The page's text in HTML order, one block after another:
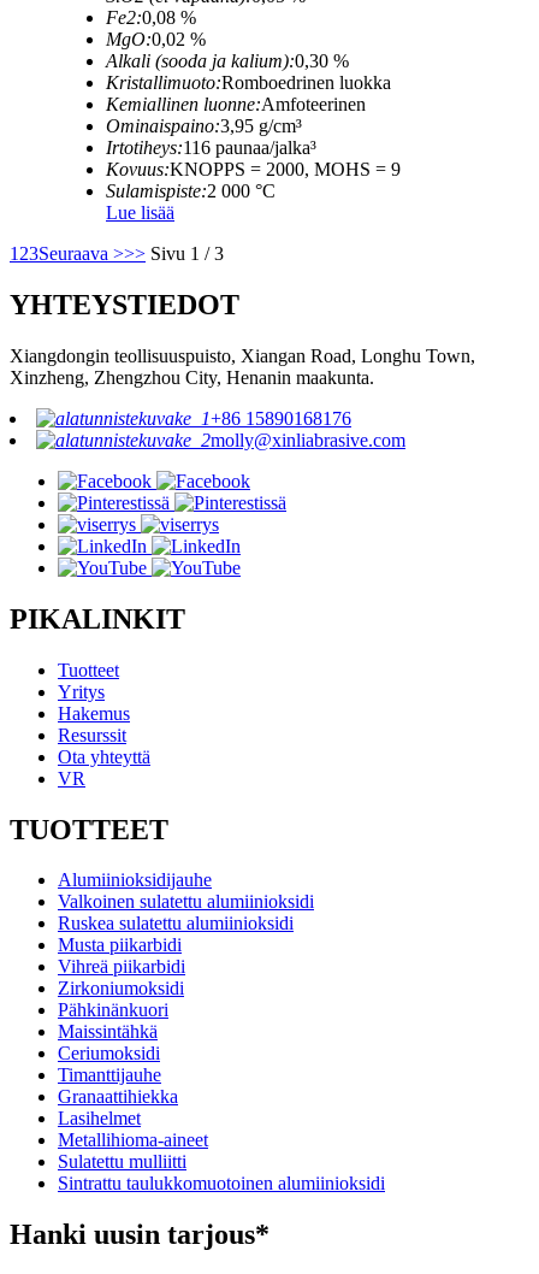
Fe2:0,08 %
MgO:0,02 %
Alkali (sooda ja kalium):0,30 %
Kristallimuoto:Romboedrinen luokka
Kemiallinen luonne:Amfoteerinen
Ominaispaino:3,95 g/cm³
Irtotiheys:116 paunaa/jalka³
Kovuus:KNOPPS = 2000, MOHS = 9
Sulamispiste:2 000 °C
Lue lisää
1 23Seuraava >>> Sivu 1 / 3
YHTEYSTIEDOT
Xiangdongin teollisuuspuisto, Xiangan Road, Longhu Town,
Xinzheng, Zhengzhou City, Henanin maakunta.
+86 15890168176
molly@xinliabrasive.com
PIKALINKIT
Tuotteet
Yritys
Hakemus
Resurssit
Ota yhteyttä
VR
TUOTTEET
Alumiinioksidijauhe
Valkoinen sulatettu alumiinioksidi
Ruskea sulatettu alumiinioksidi
Musta piikarbidi
Vihreä piikarbidi
Zirkoniumoksidi
Pähkinänkuori
Maissintähkä
Ceriumoksidi
Timanttijauhe
Granaattihiekka
Lasihelmet
Metallihioma-aineet
Sulatettu mulliitti
Sintrattu taulukkomuotoinen alumiinioksidi
Hanki uusin tarjous*